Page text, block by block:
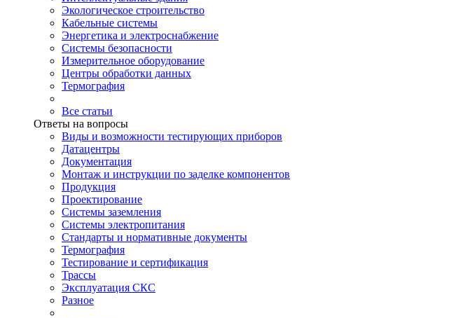
Экологическое строительство
Кабельные системы
Энергетика и электроснабжение
Системы безопасности
Измерительное оборудование
Центры обработки данных
Термография
Все статьи
Ответы на вопросы
Виды и возможности тестирующих приборов
Датацентры
Документация
Монтаж и инструкции по заделке компонентов
Продукция
Проектирование
Системы заземления
Системы электропитания
Стандарты и нормативные документы
Термография
Тестирование и сертификация
Трассы
Эксплуатация СКС
Разное